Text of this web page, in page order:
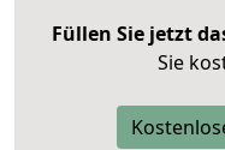
Füllen Sie jetzt
Sie